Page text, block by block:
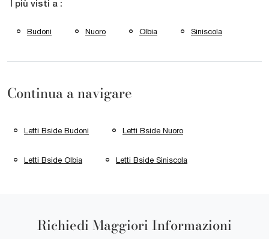
I più visti a :
Budoni Nuoro Olbia Siniscola
Continua a navigare
Letti Bside Budoni Letti Bside Nuoro
Letti Bside Olbia Letti Bside Siniscola
Richiedi Maggiori Informazioni